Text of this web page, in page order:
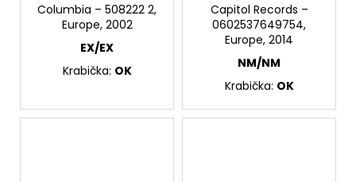
Columbia – 508222 2,
Europe, 2002
EX/EX
Krabička: OK
Capitol Records –
0602537649754,
Europe, 2014
NM/NM
Krabička: OK